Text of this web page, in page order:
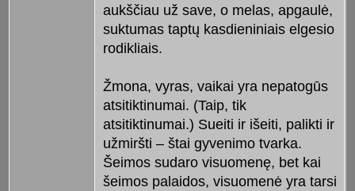
aukščiau už save, o melas, apgaulė,
suktumas taptų kasdieniniais elgesio
rodikliais.
Žmona, vyras, vaikai yra nepatogūs
atsitiktinumai. (Taip, tik
atsitiktinumai.) Sueiti ir išeiti, palikti ir
užmiršti – štai gyvenimo tvarka.
Šeimos sudaro visuomenę, bet kai
šeimos palaidos, visuomenė yra tarsi